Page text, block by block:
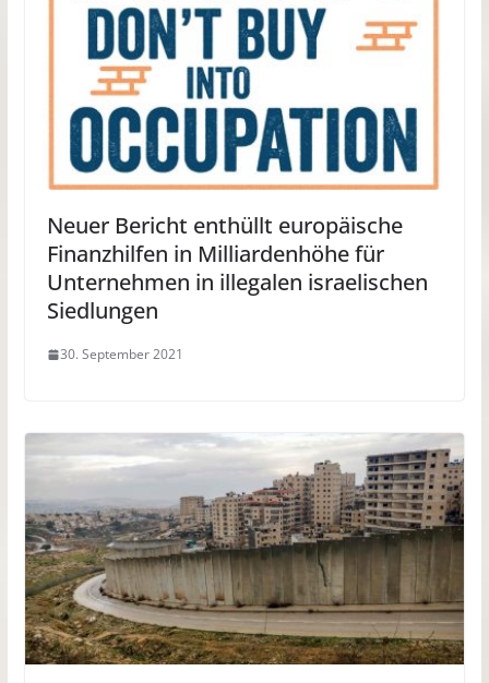
Neuer Bericht enthüllt europäische
Finanzhilfen in Milliardenhöhe für
Unternehmen in illegalen israelischen
Siedlungen
30. September 2021